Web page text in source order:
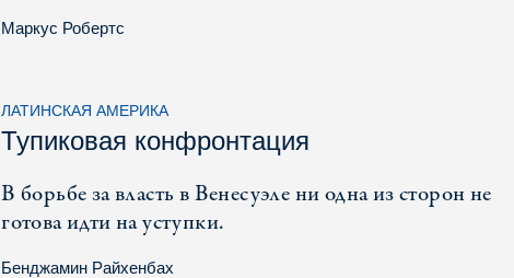
Маркус Робертс
ЛАТИНСКАЯ АМЕРИКА
Тупиковая конфронтация
В борьбе за власть в Венесуэле ни одна из сторон не
готова идти на уступки.
Бенджамин Райхенбах